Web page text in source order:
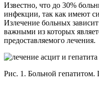
Известно, что до 30%
инфекции, так как имеют
Излечение больных
важными из которых
предоставляемого лечения.
Рис. 1. Больной